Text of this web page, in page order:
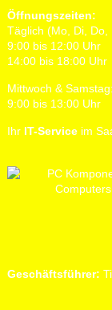
Öffnungszeiten:
Täglich (Mo, Di, Do,
9:00 bis 12:00 Uhr
14:00 bis 18:00 Uhr
Mittwoch & Samstag:
9:00 bis 13:00 Uhr
Ihr IT-Serviceim
Geschäftsführer: